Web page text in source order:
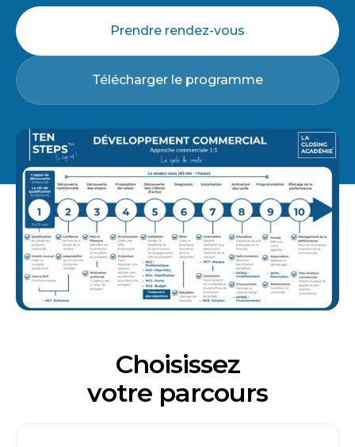
Prendre rendez-vous
Télécharger le programme
Choisissez
votre parcours